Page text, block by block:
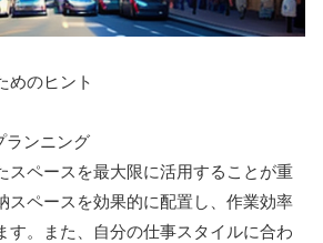
めのヒント
ランニング
スペースを最大限に活用することが重
スペースを効果的に配置し、作業効率
す。また、自分の仕事スタイルに合わ